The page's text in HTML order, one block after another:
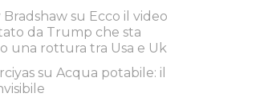
su Ecco il video
da Trump che sta
una rottura tra Usa e Uk
su Acqua potabile: il